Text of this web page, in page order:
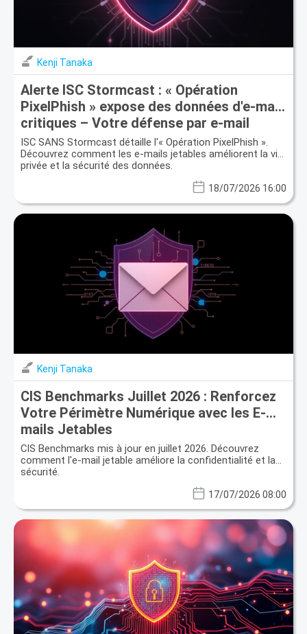
Kenji Tanaka
Alerte ISC Stormcast : « Opération
PixelPhish » expose des données d'e-mail
critiques – Votre défense par e-mail
jetable
ISC SANS Stormcast détaille l'« Opération PixelPhish ».
Découvrez comment les e-mails jetables améliorent la vie
privée et la sécurité des données.
18/07/2026 16:00
Kenji Tanaka
CIS Benchmarks Juillet 2026 : Renforcez
Votre Périmètre Numérique avec les E-
mails Jetables
CIS Benchmarks mis à jour en juillet 2026. Découvrez
comment l'e-mail jetable améliore la confidentialité et la
sécurité.
17/07/2026 08:00